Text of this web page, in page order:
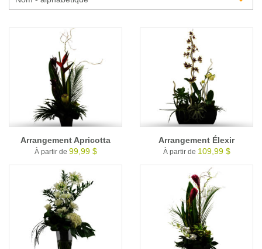
Calendrier horticole
Arrangement Apricotta
À partir de 99,99 $
Arrangement Élexir
À partir de 109,99 $